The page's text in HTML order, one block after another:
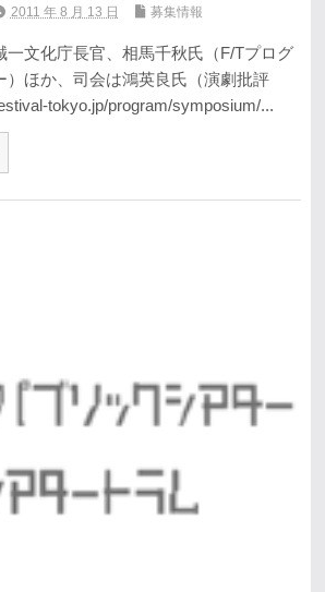
2011 年 8 月 13 日 募集情報
一文化庁長官、相馬千秋氏（F/Tプログ
）ほか、司会は鴻英良氏（演劇批評
tokyo.jp/program/symposium/...